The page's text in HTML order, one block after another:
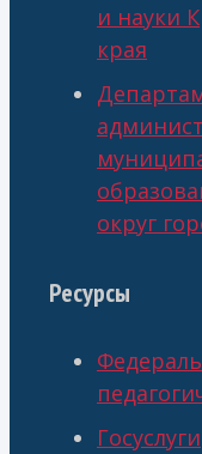
и науки
края
округ
Ресурсы
Госуслуги